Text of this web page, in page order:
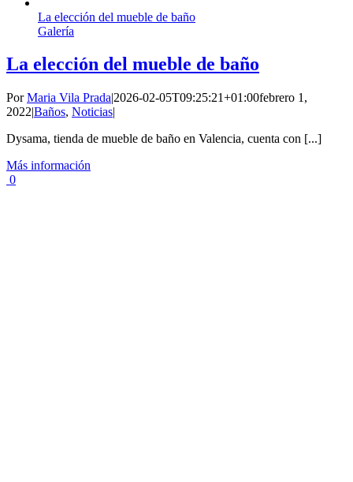
La elección del mueble de baño
Galería
La elección del mueble de baño
PorMaria Vila Prada|2026-02-05T09:25:21+01:00febrero 1,
2022|Baños, Noticias|
Dysama, tienda de mueble de baño en Valencia, cuenta con [...]
Más información
0